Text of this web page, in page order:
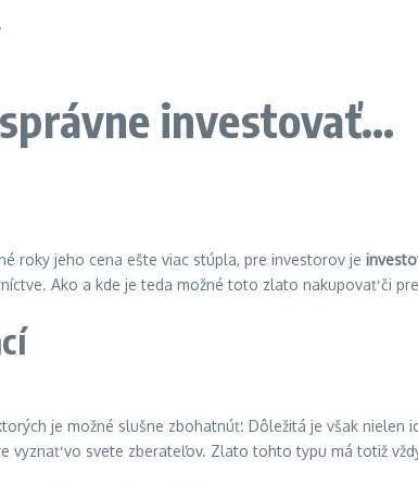
investovať…
roky jeho cena ešte viac stúpla, pre investorov je
Ako a kde je teda možné toto zlato nakupovať či
je možné slušne zbohatnúť. Dôležitá je však
vyznať vo svete zberateľov. Zlato tohto typu má totiž